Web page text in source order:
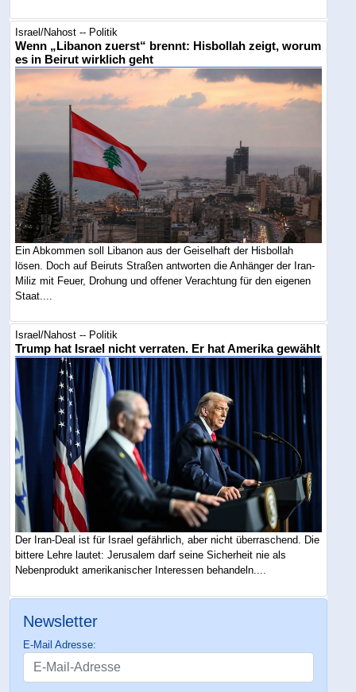
Israel/Nahost -- Politik
Wenn „Libanon zuerst“ brennt: Hisbollah zeigt, worum
es in Beirut wirklich geht
Ein Abkommen soll Libanon aus der Geiselhaft der Hisbollah
lösen. Doch auf Beiruts Straßen antworten die Anhänger der Iran-
Miliz mit Feuer, Drohung und offener Verachtung für den eigenen
Staat....
Israel/Nahost -- Politik
Trump hat Israel nicht verraten. Er hat Amerika gewählt
Der Iran-Deal ist für Israel gefährlich, aber nicht überraschend. Die
bittere Lehre lautet: Jerusalem darf seine Sicherheit nie als
Nebenprodukt amerikanischer Interessen behandeln....
Newsletter
E-Mail Adresse: